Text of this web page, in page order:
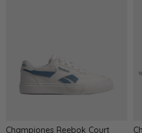
Championes Reebok Court